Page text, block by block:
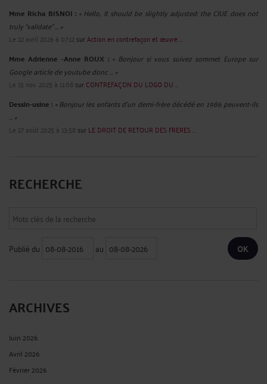
Mme Richa BISNOI : « Hello, It should be slightly adjusted: the CJUE does not
truly “validate” ... »
Le 22 avril 2026 à 07:12surAction en contrefaçon et œuvre ...
Mme Adrienne -Anne ROUX : « Bonjour si vous suivez sommet Europe sur
Google article de youtube donc ... »
Le 15 nov. 2025 à 11:08 sur CONTREFAÇON DU LOGO DU ...
Dessin-usine : « Bonjour les enfants d'un demi-frère décédé en 1986 peuvent-ils
... »
Le 27 août 2025 à 13:58 sur LE DROIT DE RETOUR DES FRERES ...
RECHERCHE
Publié du au
ARCHIVES
Juin 2026
Avril 2026
Février 2026